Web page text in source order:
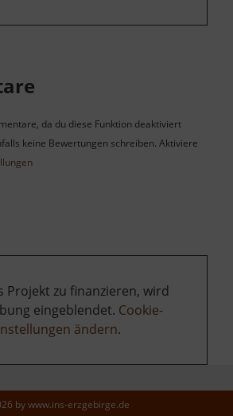
da du diese Funktion deaktiviert
keine Bewertungen schreiben. Aktiviere
Projekt zu finanzieren, wird
eingeblendet. Cookie-
ändern.
bywww.ins-erzgebirge.de